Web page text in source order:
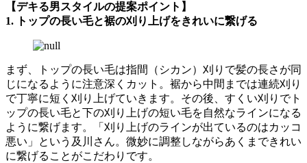
【デキる男スタイルの提案ポイント】
1. トップの長い毛と裾の刈り上げをきれいに繋げる
まず、トップの長い毛は指間（シカン）刈りで髪の長さが同
じになるように注意深くカット。裾から中間までは連続刈り
で丁寧に短く刈り上げていきます。その後、すくい刈りでト
ップの長い毛と下の刈り上げの短い毛を自然なラインになる
ように繋げます。「刈り上げのラインが出ているのはカッコ
悪い」という及川さん。微妙に調整しながらあくまできれい
に繋げることがこだわりです。